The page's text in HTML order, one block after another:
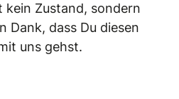
kein Zustand, sondern
Dank, dass Du diesen
uns gehst.